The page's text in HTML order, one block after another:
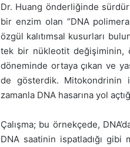
Dr. Huang önderliğinde
bir enzim olan “DNA
özgül kalıtımsal kusurları
tek bir nükleotit değişiminin,
döneminde ortaya çıkan ve
de gösterdik. Mitokondrinin
zamanla DNA hasarına yol
Çalışma; bu örnekçede,
DNA saatinin ispatladığı gibi